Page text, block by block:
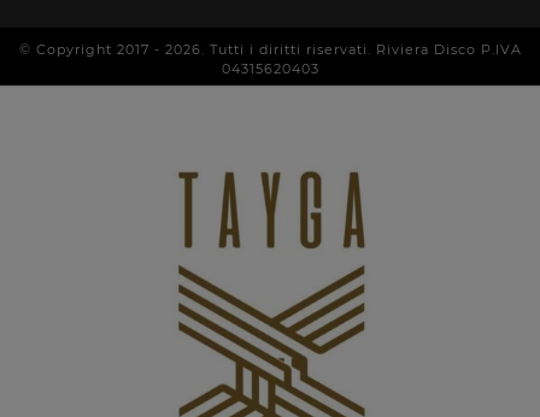
© Copyright 2017 - 2026 . Tutti i diritti riservati. Riviera Disco P.IVA
04315620403